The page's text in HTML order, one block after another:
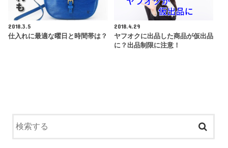
2018.3.5
仕入れに最適な曜日と時間帯は？
2018.4.29
ヤフオクに出品した商品が仮出品
に？出品制限に注意！